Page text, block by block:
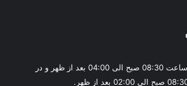
از شنبه تا پنج‌شنبه‌ ساعت 08:30 صبح الی 04:00 بعد از ظهر و در